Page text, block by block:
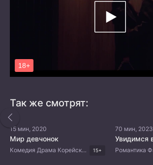
Так же смотрят:
15 мин, 2020
Мир девчонок
Комедия Драма Корейские дорамы 15+
70 мин, 2023